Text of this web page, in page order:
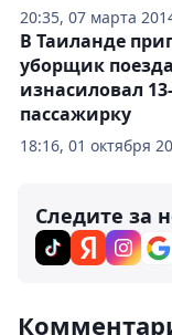
20:35, 07 марта
18:16, 01 октября
В Таиланде
уборщик
изнасиловал
пассажирку
Следите за